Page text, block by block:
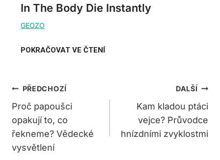
In The Body Die Instantly
Navigace
Pro
Příspěvek
PŘEDCHOZÍ
Proč papoušci
opakují to, co
řekneme? Vědecké
vysvětlení
DALŠÍ
Kam kladou ptáci
vejce? Průvodce
hnízdními zvyklostmi